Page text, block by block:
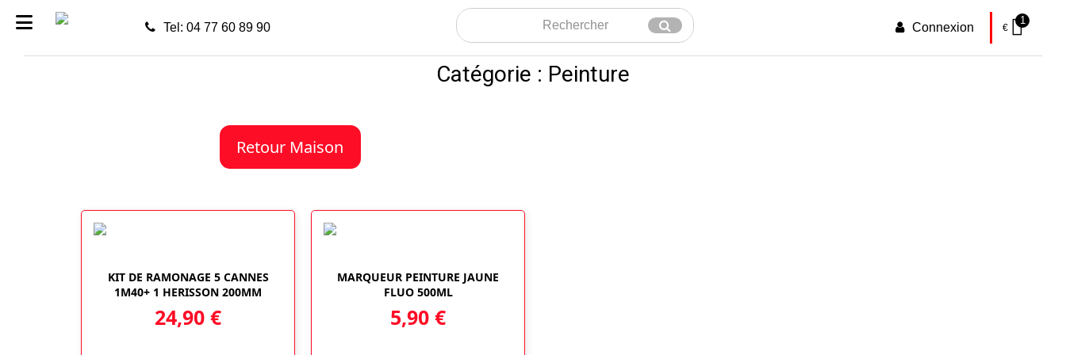
Tel: 04 77 60 89 90
Rechercher
Envoyer Connexion €
1
Catégorie : Peinture
Retour Maison
KIT DE RAMONAGE 5 CANNES
1M40+ 1 HERISSON 200MM
24,90 €
MARQUEUR PEINTURE JAUNE
FLUO 500ML
5,90 €